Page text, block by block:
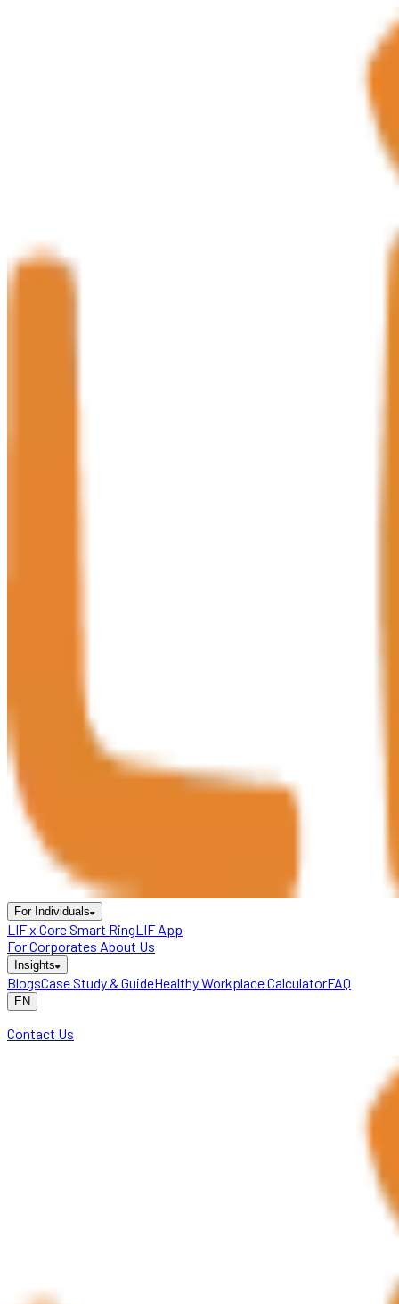
For Individuals
LIF x Core Smart RingLIF App
For Corporates About Us
Insights
BlogsCase Study & GuideHealthy Workplace CalculatorFAQ
EN
Contact Us